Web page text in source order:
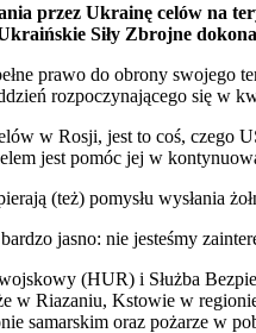
przez Ukrainę celów na
Siły Zbrojne
prawo do obrony swojego
rozpoczynającego się w
w Rosji, jest to coś, czego
jest pomóc jej w
(też) pomysłu wysłania
jasno: nie jesteśmy
(HUR) i Służba
w Riazaniu, Kstowie w
samarskim oraz pożarze w